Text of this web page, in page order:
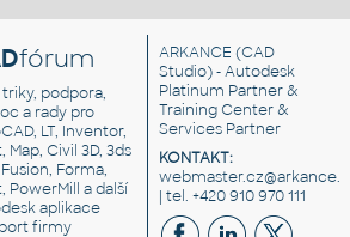
fórum
triky, podpora,
a rady pro
LT, Inventor,
Map, Civil 3D, 3ds
Fusion, Forma,
PowerMill a další
aplikace
firmy
ARKANCE (CAD
Studio) - Autodesk
Platinum Partner &
Training Center &
Services Partner
KONTAKT:
| tel. +420 910 970 111